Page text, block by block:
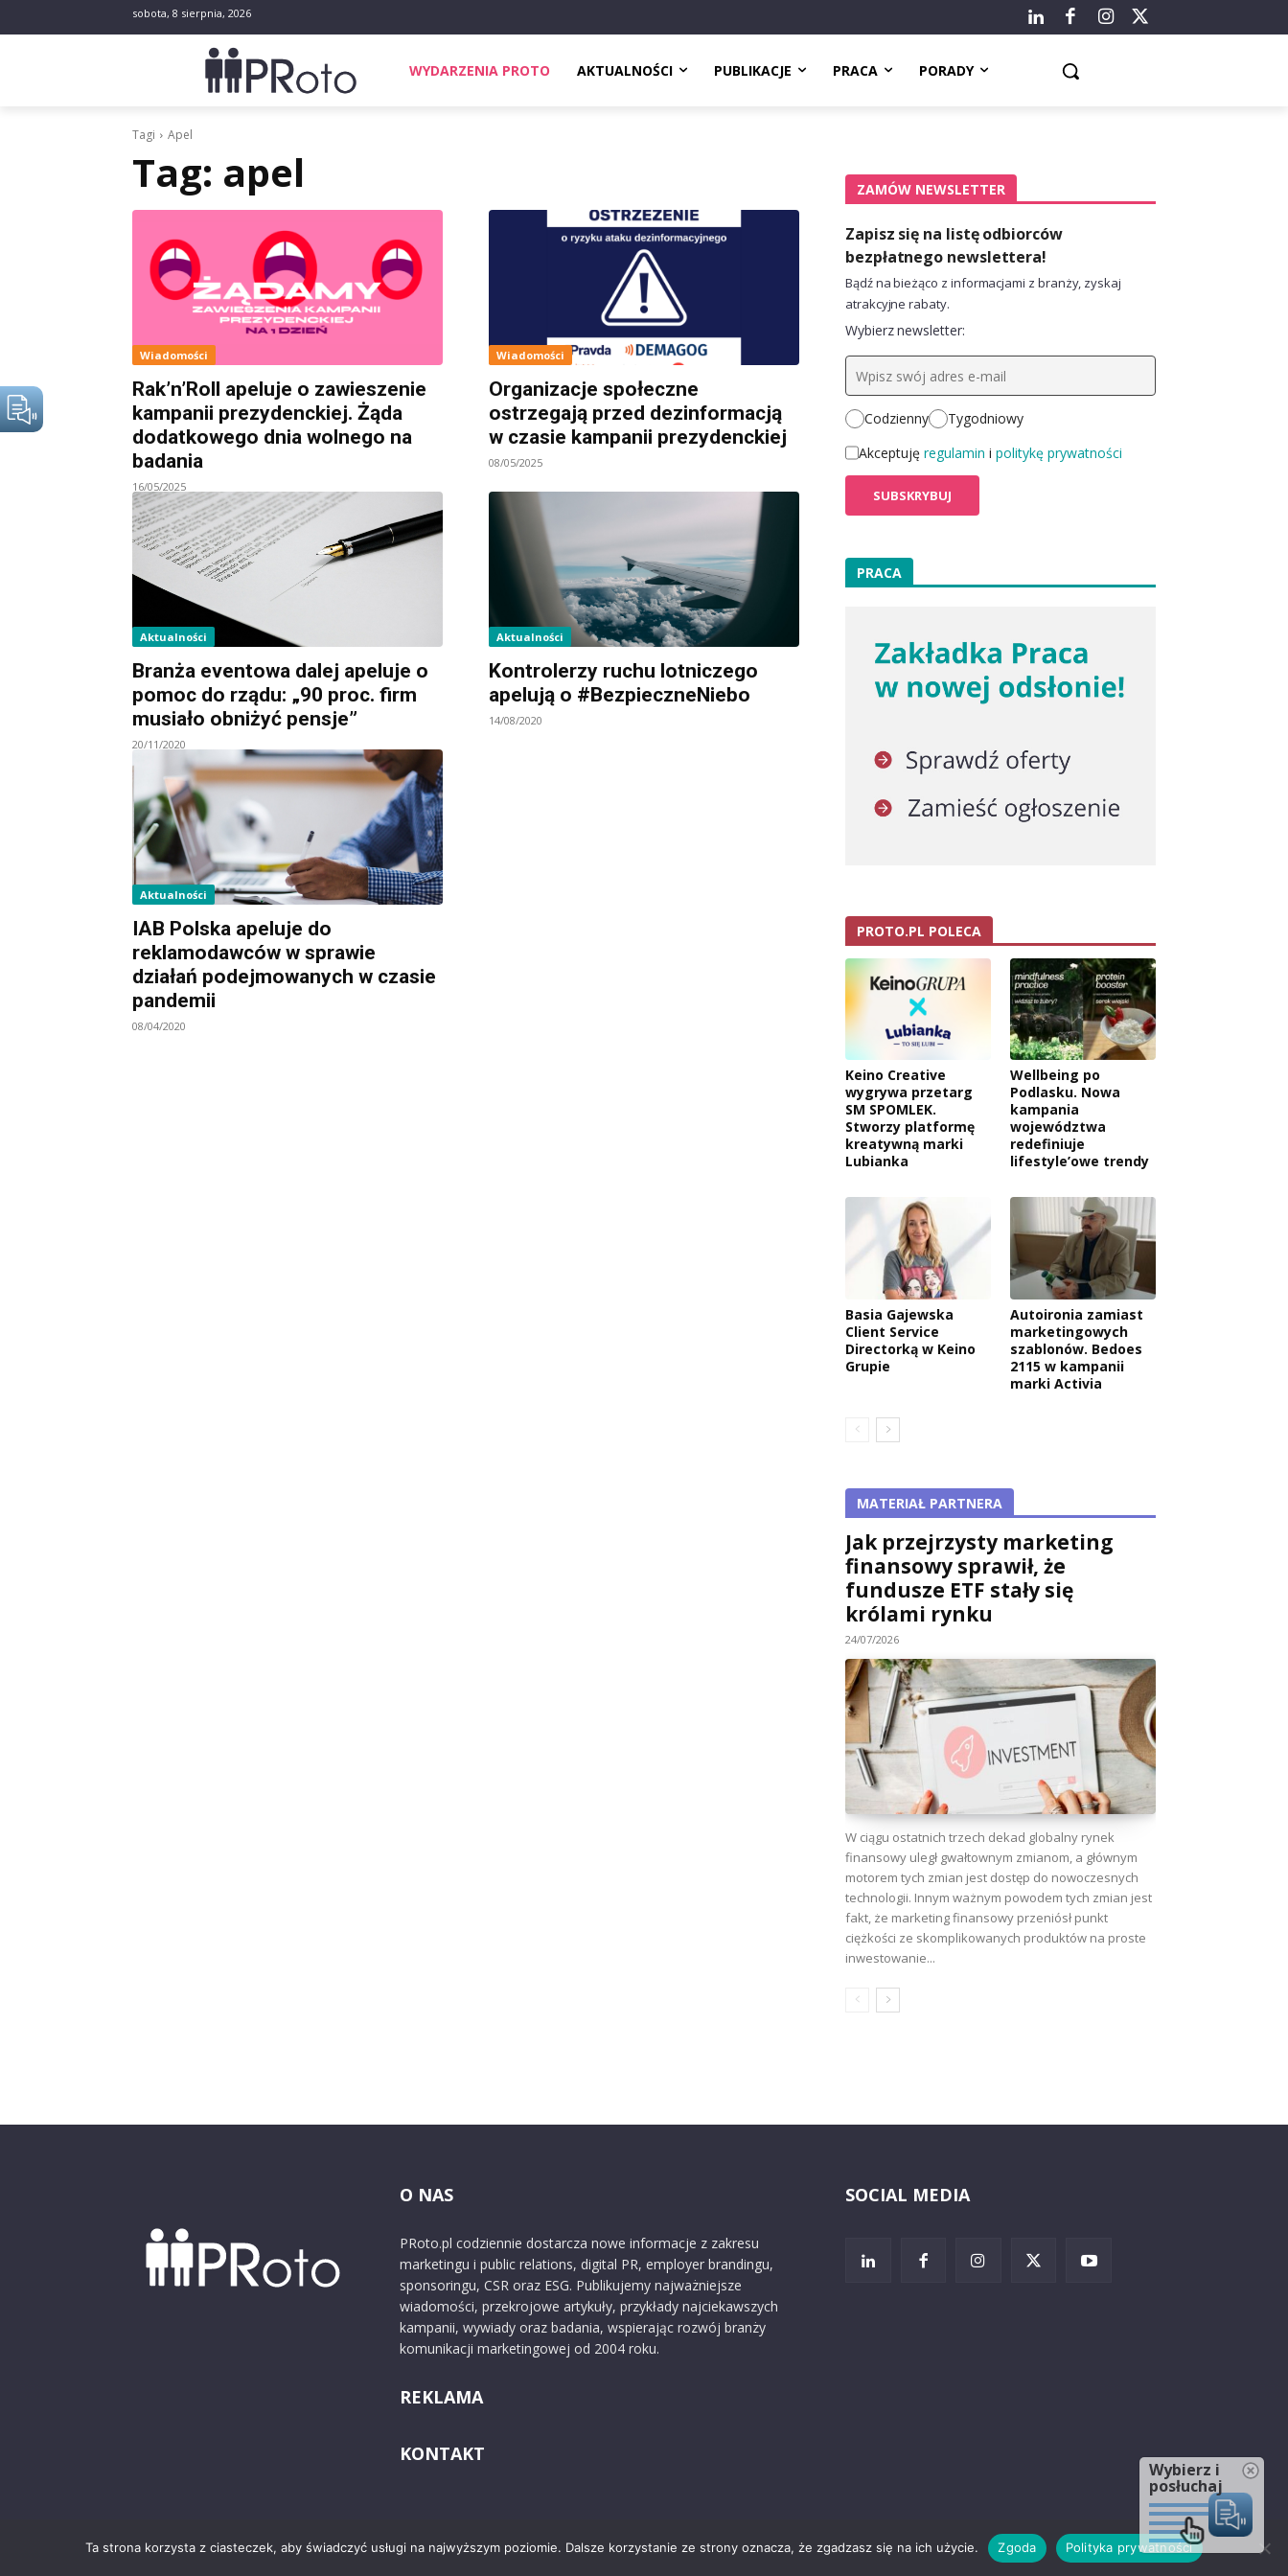
sobota, 8 sierpnia, 2026
WYDARZENIA PROTO AKTUALNOŚCI PUBLIKACJE PRACA PORADY
Tagi Apel
Tag: apel
Wiadomości
Rak’n’Roll apeluje o zawieszenie
kampanii prezydenckiej. Żąda
dodatkowego dnia wolnego na
badania
16/05/2025
Wiadomości
Organizacje społeczne
ostrzegają przed dezinformacją
w czasie kampanii prezydenckiej
08/05/2025
Aktualności
Branża eventowa dalej apeluje o
pomoc do rządu: „90 proc. firm
musiało obniżyć pensje”
20/11/2020
Aktualności
Kontrolerzy ruchu lotniczego
apelują o #BezpieczneNiebo
14/08/2020
Aktualności
IAB Polska apeluje do
reklamodawców w sprawie
działań podejmowanych w czasie
pandemii
08/04/2020
ZAMÓW NEWSLETTER
Zapisz się na listę odbiorców
bezpłatnego newslettera!
Bądź na bieżąco z informacjami z branży, zyskaj
atrakcyjne rabaty.
Wybierz newsletter:
Codzienny
Tygodniowy
Akceptuję regulamin i politykę prywatności
PRACA
PROTO.PL POLECA
Keino Creative
wygrywa przetarg
SM SPOMLEK.
Stworzy platformę
kreatywną marki
Lubianka
Wellbeing po
Podlasku. Nowa
kampania
województwa
redefiniuje
lifestyle’owe trendy
Basia Gajewska
Client Service
Directorką w Keino
Grupie
Autoironia zamiast
marketingowych
szablonów. Bedoes
2115 w kampanii
marki Activia
MATERIAŁ PARTNERA
Jak przejrzysty marketing
finansowy sprawił, że
fundusze ETF stały się
królami rynku
24/07/2026
W ciągu ostatnich trzech dekad globalny rynek
finansowy uległ gwałtownym zmianom, a głównym
motorem tych zmian jest dostęp do nowoczesnych
technologii. Innym ważnym powodem tych zmian jest
fakt, że marketing finansowy przeniósł punkt
ciężkości ze skomplikowanych produktów na proste
inwestowanie...
O NAS
PRoto.pl codziennie dostarcza nowe informacje z zakresu
marketingu i public relations, digital PR, employer brandingu,
sponsoringu, CSR oraz ESG. Publikujemy najważniejsze
wiadomości, przekrojowe artykuły, przykłady najciekawszych
kampanii, wywiady oraz badania, wspierając rozwój branży
komunikacji marketingowej od 2004 roku.
REKLAMA
KONTAKT
SOCIAL MEDIA
© 2024 PRoto.pl O nas Reklama Zastrzeżenia prawne
Ta strona korzysta z ciasteczek, aby świadczyć usługi na najwyższym poziomie. Dalsze korzystanie ze strony oznacza, że zgadzasz się na ich użycie. Zgoda Polityka prywatności
Wybierz i
posłuchaj